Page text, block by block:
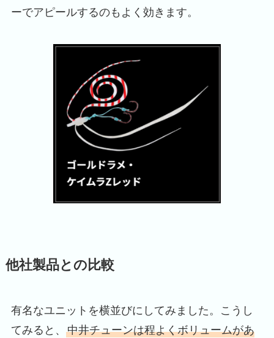
ーでアピールするのもよく効きます。
他社製品との比較
有名なユニットを横並びにしてみました。こうし
てみると、 中井チューンは程よくボリュームがあ